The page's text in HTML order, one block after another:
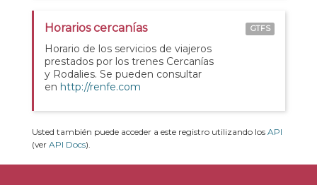
Horarios cercanías
Horario de los servicios de viajeros
prestados por los trenes Cercanías
y Rodalies. Se pueden consultar
en http://renfe.com
GTFS
Usted también puede acceder a este registro utilizando los API
(ver API Docs).